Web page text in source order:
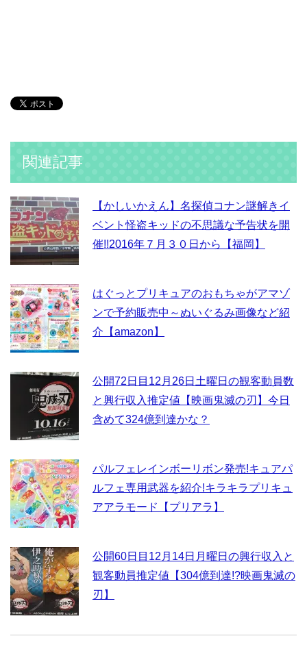
関連記事
【かしいかえん】名探偵コナン謎解きイ
ベント怪盗キッドの不思議な予告状を開
催!!2016年７月３０日から【福岡】
はぐっとプリキュアのおもちゃがアマゾ
ンで予約販売中～ぬいぐるみ画像など紹
介【amazon】
公開72日目12月26日土曜日の観客動員数
と興行収入推定値【映画鬼滅の刃】今日
含めて324億到達かな？
パルフェレインボーリボン発売!キュアパ
ルフェ専用武器を紹介!キラキラプリキュ
アアラモード【プリアラ】
公開60日目12月14日月曜日の興行収入と
観客動員推定値【304億到達!?映画鬼滅の
刃】